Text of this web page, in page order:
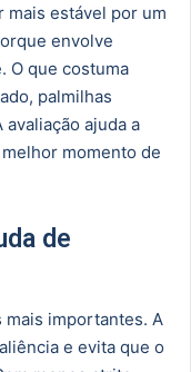
mais estável por um
envolve
O que costuma
palmilhas
ajuda a
momento de
de
mais importantes. A
e evita que o